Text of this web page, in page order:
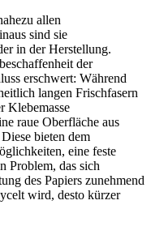
allen
sind sie
in der Herstellung.
der
erschwert: Während
langen Frischfasern
Klebemasse
raue Oberfläche aus
bieten dem
eine feste
Problem, das sich
des Papiers zunehmend
wird, desto kürzer